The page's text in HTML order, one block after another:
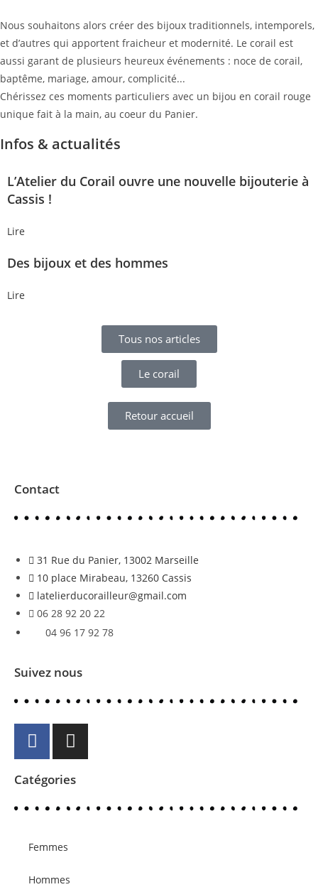
Nous souhaitons alors créer des bijoux traditionnels, intemporels,
et d’autres qui apportent fraicheur et modernité. Le corail est
aussi garant de plusieurs heureux événements : noce de corail,
baptême, mariage, amour, complicité...
Chérissez ces moments particuliers avec un bijou en corail rouge
unique fait à la main, au coeur du Panier.
Infos & actualités
L’Atelier du Corail ouvre une nouvelle bijouterie à
Cassis !
Lire
Des bijoux et des hommes
Lire
Tous nos articles
Le corail
Retour accueil
Contact
31 Rue du Panier, 13002 Marseille
10 place Mirabeau, 13260 Cassis
latelierducorailleur@gmail.com
06 28 92 20 22
04 96 17 92 78
Suivez nous
Catégories
Femmes
Hommes